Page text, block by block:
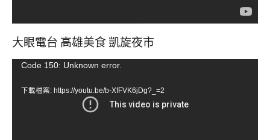
大眼電台 高雄美食 凱旋夜市
視Code 150: Unknown error.
下載檔案: https://youtu.be/b-XfFVK6jDg?_=2